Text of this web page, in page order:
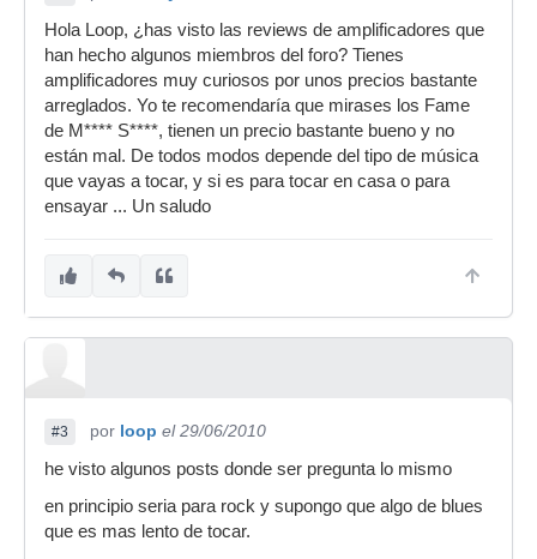
Hola Loop, ¿has visto las reviews de amplificadores que
han hecho algunos miembros del foro? Tienes
amplificadores muy curiosos por unos precios bastante
arreglados. Yo te recomendaría que mirases los Fame
de M**** S****, tienen un precio bastante bueno y no
están mal. De todos modos depende del tipo de música
que vayas a tocar, y si es para tocar en casa o para
ensayar ... Un saludo
#3 por loop el 29/06/2010
he visto algunos posts donde ser pregunta lo mismo
en principio seria para rock y supongo que algo de blues
que es mas lento de tocar.